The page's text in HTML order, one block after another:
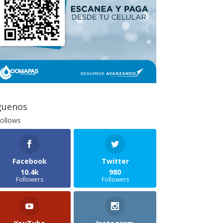
Facebook
10.4k
Followers
Twitter
980
Followers